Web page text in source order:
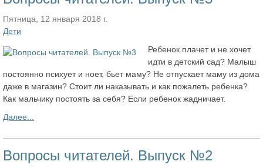
Пятница, 12 января 2018 г.
Дети
Ребенок плачет и не хочет
идти в детский сад? Малыш
постоянно психует и ноет, бьет маму? Не отпускает маму из дома
даже в магазин? Стоит ли наказывать и как пожалеть ребенка?
Как мальчику постоять за себя? Если ребенок жадничает.
Далее...
Вопросы читателей. Выпуск №2